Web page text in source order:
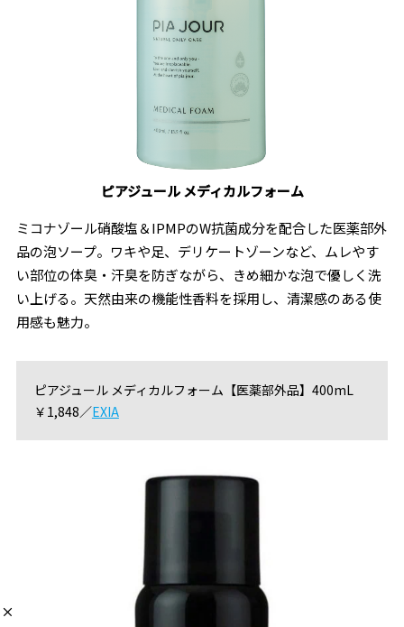
ピアジュール メディカルフォーム
ミコナゾール硝酸塩＆IPMPのW抗菌成分を配合した医薬部外
品の泡ソープ。ワキや足、デリケートゾーンなど、ムレやす
い部位の体臭・汗臭を防ぎながら、きめ細かな泡で優しく洗
い上げる。天然由来の機能性香料を採用し、清潔感のある使
用感も魅力。
ピアジュール メディカルフォーム【医薬部外品】400mL
￥1,848／EXIA